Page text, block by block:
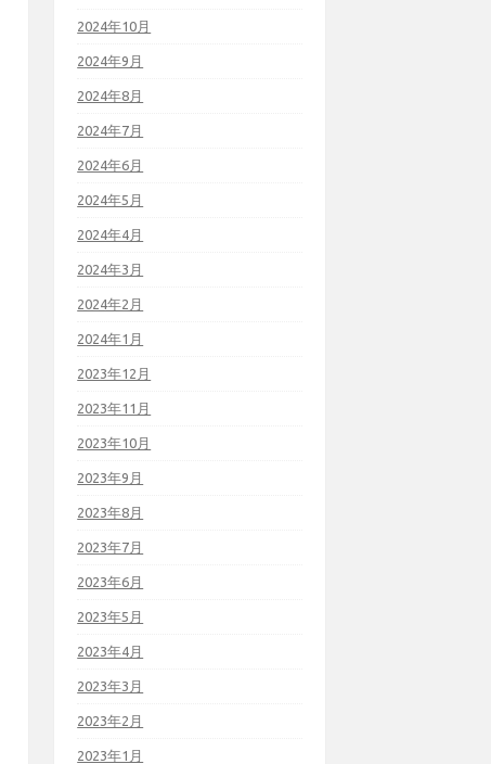
2024年10月
2024年9月
2024年8月
2024年7月
2024年6月
2024年5月
2024年4月
2024年3月
2024年2月
2024年1月
2023年12月
2023年11月
2023年10月
2023年9月
2023年8月
2023年7月
2023年6月
2023年5月
2023年4月
2023年3月
2023年2月
2023年1月